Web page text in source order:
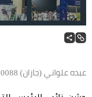
عبده علواني (جازان) alwani20088@